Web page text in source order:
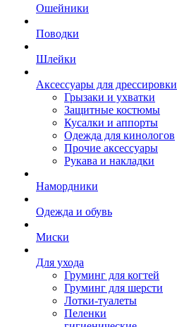
Ошейники
Поводки
Шлейки
Аксессуары для дрессировки
Грызаки и ухватки
Защитные костюмы
Кусалки и аппорты
Одежда для кинологов
Прочие аксессуары
Рукава и накладки
Намордники
Одежда и обувь
Миски
Для ухода
Груминг для когтей
Груминг для шерсти
Лотки-туалеты
Пеленки